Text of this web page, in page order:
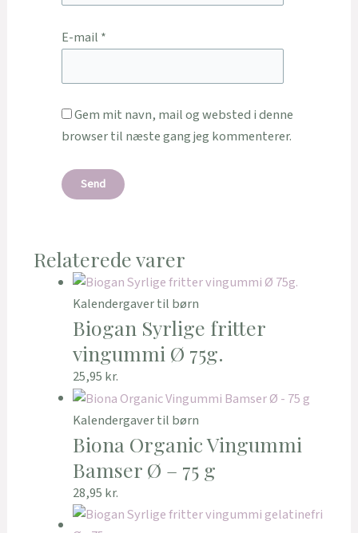
E-mail *
Gem mit navn, mail og websted i denne
browser til næste gang jeg kommenterer.
Relaterede varer
Kalendergaver til børn
Biogan Syrlige fritter
vingummi Ø 75g.
25,95 kr.
Kalendergaver til børn
Biona Organic Vingummi
Bamser Ø – 75 g
28,95 kr.